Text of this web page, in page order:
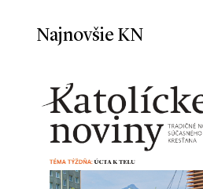
Najnovšie KN